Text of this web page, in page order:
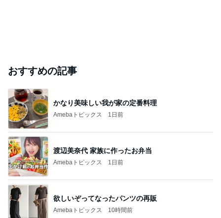
おすすめの記事
かなり美味しい我が家の定番料理
Amebaトピックス 1日前
渡辺美奈代 家族に作ったお弁当
Amebaトピックス 1日前
欲しいぞってなったパンツの再販
Amebaトピックス 10時間前